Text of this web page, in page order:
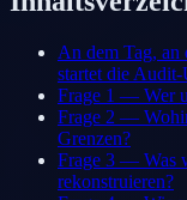
An dem Tag,
startet die
Frage 1 — Wer
Frage 2 —
Grenzen?
Frage 3 — Was
rekonstruieren?